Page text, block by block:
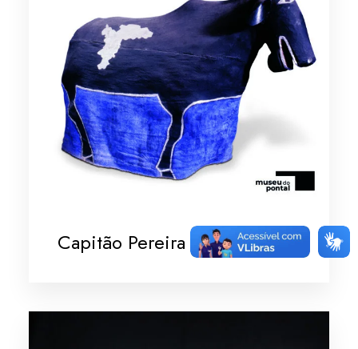
Capitão Pereira